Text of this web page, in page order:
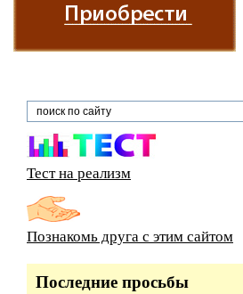
Тест на реализм
Познакомь друга с этим сайтом
Последние просьбы